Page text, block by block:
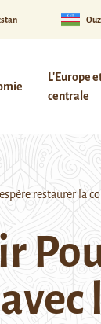
L'Europe
centrale
restaurer la